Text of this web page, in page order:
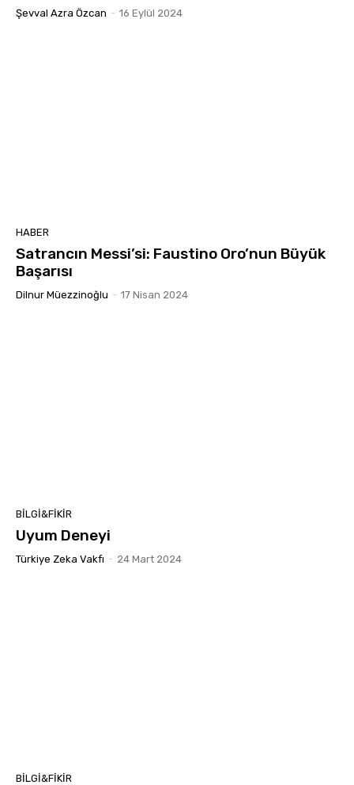
Şevval Azra Özcan - 16 Eylül 2024
HABER
Satrancın Messi’si: Faustino Oro’nun Büyük
Başarısı
Dilnur Müezzinoğlu - 17 Nisan 2024
BILGI&FIKIR
Uyum Deneyi
Türkiye Zeka Vakfı - 24 Mart 2024
BILGI&FIKIR